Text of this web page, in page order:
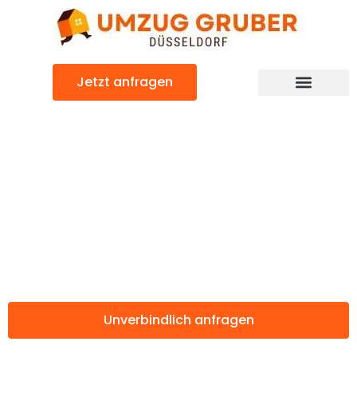
Jetzt anfragen
Unverbindlich anfragen